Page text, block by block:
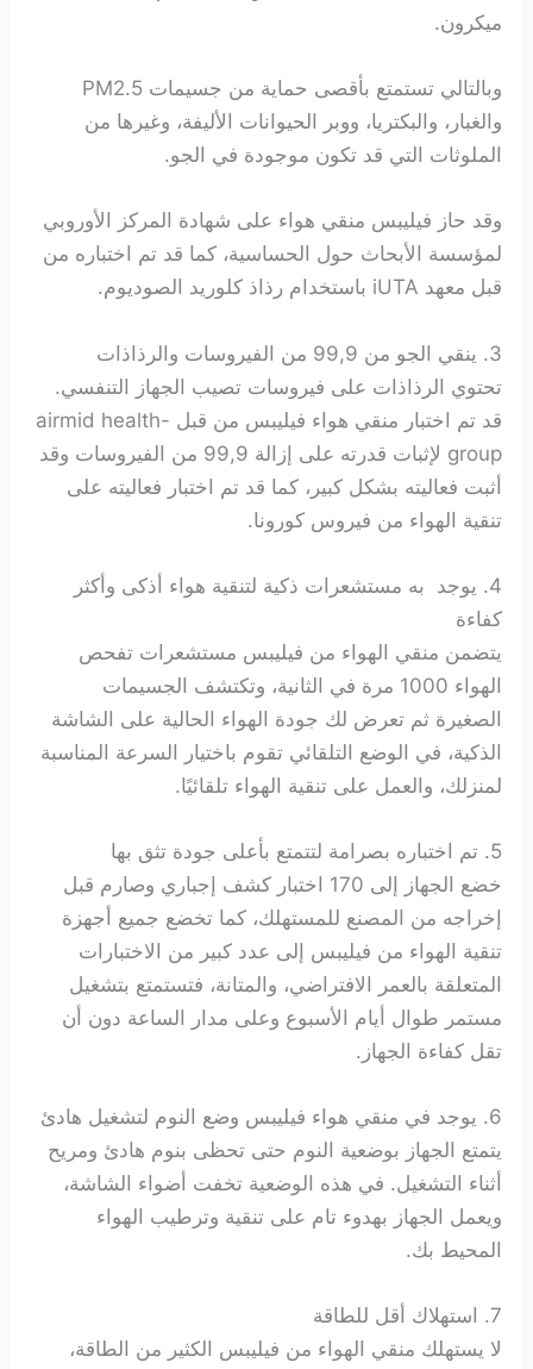
ميكرون.
وبالتالي تستمتع بأقصى حماية من جسيمات PM2.5
والغبار، والبكتريا، ووبر الحيوانات الأليفة، وغيرها من
الملوثات التي قد تكون موجودة في الجو.
وقد حاز فيليبس منقي هواء على شهادة المركز الأوروبي
لمؤسسة الأبحاث حول الحساسية، كما قد تم اختباره من
قبل معهد iUTA باستخدام رذاذ كلوريد الصوديوم.
3. ينقي الجو من 99,9 من الفيروسات والرذاذات
تحتوي الرذاذات على فيروسات تصيب الجهاز التنفسي.
قد تم اختبار منقي هواء فيليبس من قبل airmid health-
group لإثبات قدرته على إزالة 99,9 من الفيروسات وقد
أثبت فعاليته بشكل كبير، كما قد تم اختبار فعاليته على
تنقية الهواء من فيروس كورونا.
4. يوجد به مستشعرات ذكية لتنقية هواء أذكى وأكثر
كفاءة
يتضمن منقي الهواء من فيليبس مستشعرات تفحص
الهواء 1000 مرة في الثانية، وتكتشف الجسيمات
الصغيرة ثم تعرض لك جودة الهواء الحالية على الشاشة
الذكية، في الوضع التلقائي تقوم باختيار السرعة المناسبة
لمنزلك، والعمل على تنقية الهواء تلقائيًا.
5. تم اختباره بصرامة لتتمتع بأعلى جودة تثق بها
خضع الجهاز إلى 170 اختبار كشف إجباري وصارم قبل
إخراجه من المصنع للمستهلك، كما تخضع جميع أجهزة
تنقية الهواء من فيليبس إلى عدد كبير من الاختبارات
المتعلقة بالعمر الافتراضي، والمتانة، فتستمتع بتشغيل
مستمر طوال أيام الأسبوع وعلى مدار الساعة دون أن
تقل كفاءة الجهاز.
6. يوجد في منقي هواء فيليبس وضع النوم لتشغيل هادئ
يتمتع الجهاز بوضعية النوم حتى تحظى بنوم هادئ ومريح
أثناء التشغيل. في هذه الوضعية تخفت أضواء الشاشة،
ويعمل الجهاز بهدوء تام على تنقية وترطيب الهواء
المحيط بك.
7. استهلاك أقل للطاقة
لا يستهلك منقي الهواء من فيليبس الكثير من الطاقة،